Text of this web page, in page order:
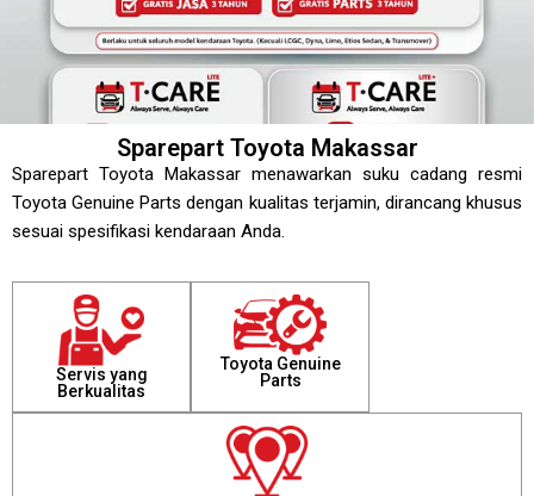
Sparepart Toyota Makassar
Sparepart Toyota Makassar menawarkan suku cadang resmi
Toyota Genuine Parts dengan kualitas terjamin, dirancang khusus
sesuai spesifikasi kendaraan Anda.
Servis yang
Berkualitas
Toyota Genuine
Parts